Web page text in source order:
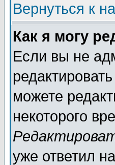
Вернуться к
Как я могу
Если вы не
можете
некоторого
уже ответил